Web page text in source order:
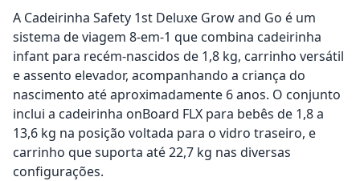
A Cadeirinha Safety 1st Deluxe Grow and Go é um
sistema de viagem 8-em-1 que combina cadeirinha
infant para recém-nascidos de 1,8 kg, carrinho versátil
e assento elevador, acompanhando a criança do
nascimento até aproximadamente 6 anos. O conjunto
inclui a cadeirinha onBoard FLX para bebês de 1,8 a
13,6 kg na posição voltada para o vidro traseiro, e
carrinho que suporta até 22,7 kg nas diversas
configurações.